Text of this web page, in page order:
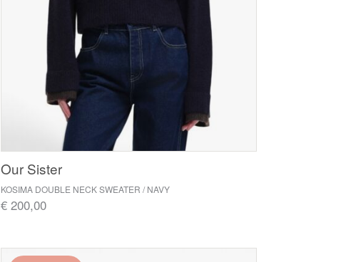
Our Sister
KOSIMA DOUBLE NECK SWEATER / NAVY
€ 200,00